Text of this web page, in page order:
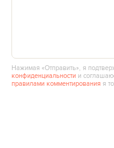
Нажимая «Отправить», я
конфиденциальности и
правилами комментирования я